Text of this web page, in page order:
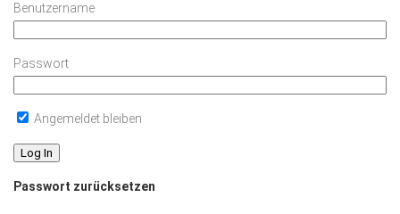
Benutzername
Passwort
Angemeldet bleiben
Passwort zurücksetzen